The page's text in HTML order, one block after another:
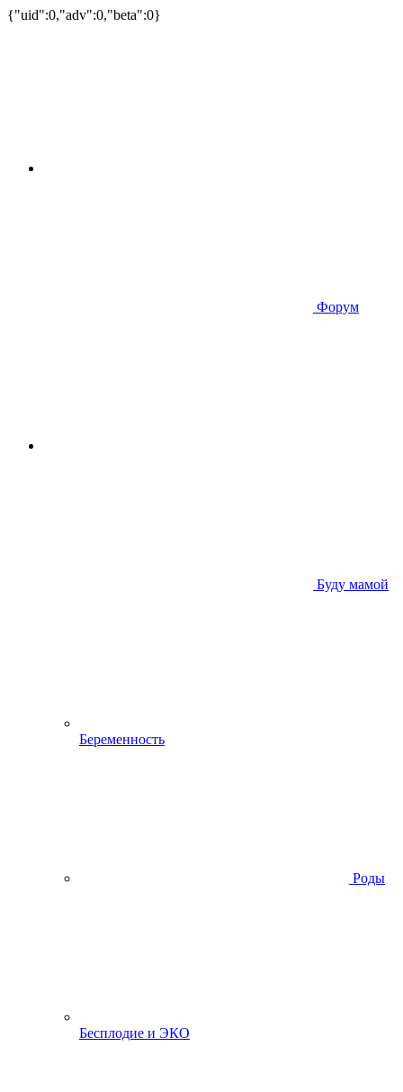
{"uid":0,"adv":0,"beta":0}
Форум
Буду мамой
Беременность
Роды
Бесплодие и ЭКО